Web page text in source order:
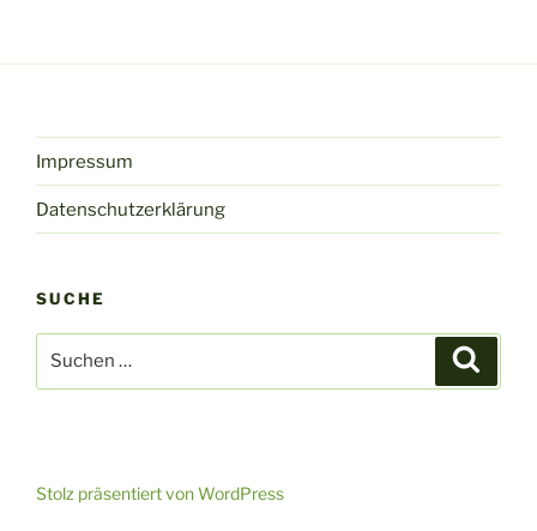
Impressum
Datenschutzerklärung
SUCHE
nach:
Stolz präsentiert von WordPress